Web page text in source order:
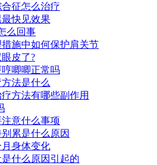
征怎么治疗
快见效果
么回事
施中如何保护肩关节
皮了?
唧唧正常吗
法是什么
方法有哪些副作用
意什么事项
累是什么原因
身体变化
什么原因引起的